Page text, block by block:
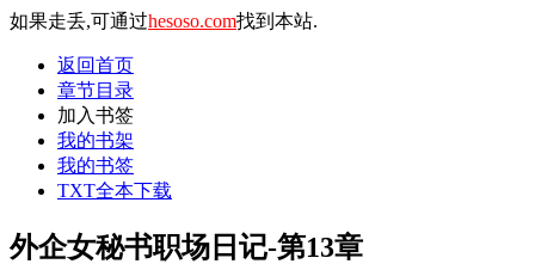
如果走丢,可通过hesoso.com找到本站.
返回首页
章节目录
加入书签
我的书架
我的书签
TXT全本下载
外企女秘书职场日记-第13章